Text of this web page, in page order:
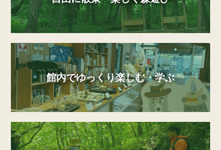
館内でゆっくり楽しむ・学ぶ